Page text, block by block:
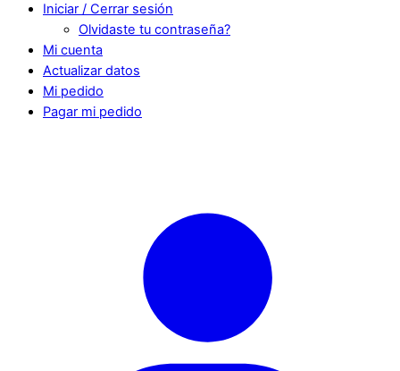
Iniciar / Cerrar sesión
Olvidaste tu contraseña?
Mi cuenta
Actualizar datos
Mi pedido
Pagar mi pedido